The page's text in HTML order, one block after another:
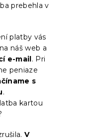
prebehla v
platby vás
náš web a
e-mail. Pri
peniaze
s
.
kartou
V